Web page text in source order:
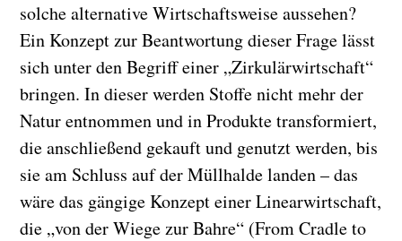
solche alternative Wirtschaftsweise aussehen?
Ein Konzept zur Beantwortung dieser Frage lässt
sich unter den Begriff einer „Zirkulärwirtschaft“
bringen. In dieser werden Stoffe nicht mehr der
Natur entnommen und in Produkte transformiert,
die anschließend gekauft und genutzt werden, bis
sie am Schluss auf der Müllhalde landen – das
wäre das gängige Konzept einer Linearwirtschaft,
die „von der Wiege zur Bahre“ (From Cradle to